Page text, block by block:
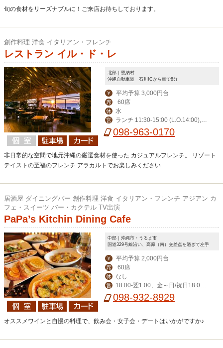
旬の食材をリーズナブルに！ご来店お待ちしております。
創作料理 洋食 イタリアン・フレンチ
レストラン イル・ド・レ
北部｜恩納村
沖縄自動車道 石川ICから車で8分
￥ 平均予算 3,000円台
席 60席
休 水
営
ランチ 11:30-15:00 (L.O.14:00),デ
ィナー 17:30-23:00 (L.O.21:00)
098-963-0170
非日常的な空間で地元沖縄の厳選食材を使った カジュアルフレンチ。 リゾート
テイストの至福のフレンチ アラカルトでお楽しみください
居酒屋 ダイニングバー 創作料理 洋食 イタリアン・フレンチ アジアン カ
フェ・スイーツ バー・カクテル TV出演
PaPa’s Kitchin Dining Cafe
中部｜沖縄市・うるま市
国道329号線沿い、高原（南）交差点を過ぎて左手
￥ 平均予算 2,000円台
席 60席
休 なし
営
18:00‐翌1:00、金～日/祝日18:00-
翌2:00
098-932-8929
オススメワインと自慢の料理で、飲み会・女子会・デートはいかがですか♪